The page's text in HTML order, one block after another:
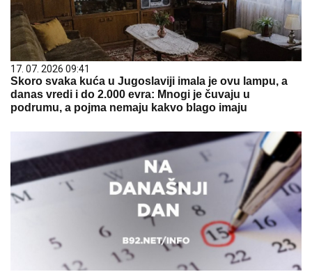
17. 07. 2026 09:41
Skoro svaka kuća u Jugoslaviji imala je ovu lampu, a
danas vredi i do 2.000 evra: Mnogi je čuvaju u
podrumu, a pojma nemaju kakvo blago imaju